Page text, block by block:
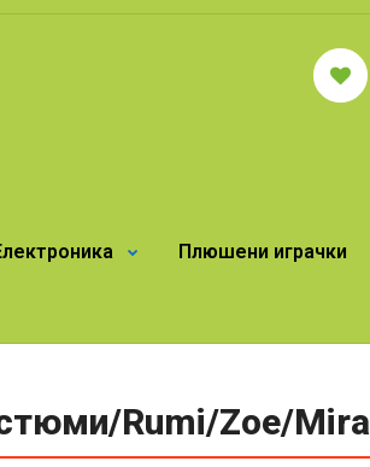
Плюшени играчки
Rumi/Zoe/Mira